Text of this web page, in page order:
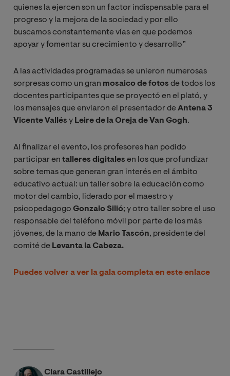
quienes la ejercen son un factor indispensable para el
progreso y la mejora de la sociedad y por ello
buscamos constantemente vías en que podemos
apoyar y fomentar su crecimiento y desarrollo”
A las actividades programadas se unieron numerosas
sorpresas como un gran mosaico de fotos de todos los
docentes participantes que se proyectó en el plató, y
los mensajes que enviaron el presentador deAntena 3
Vicente Vallés y Leire de la Oreja de Van Gogh.
Al finalizar el evento, los profesores han podido
participar en talleres digitales en los que profundizar
sobre temas que generan gran interés en el ámbito
educativo actual: un taller sobre la educación como
motor del cambio, liderado por el maestro y
psicopedagogo Gonzalo Silió; y otro taller sobre el uso
responsable del teléfono móvil por parte de los más
jóvenes, de la mano de Mario Tascón, presidente del
comité de Levanta la Cabeza.
Puedes volver a ver la gala completa en este enlace
Clara Castillejo